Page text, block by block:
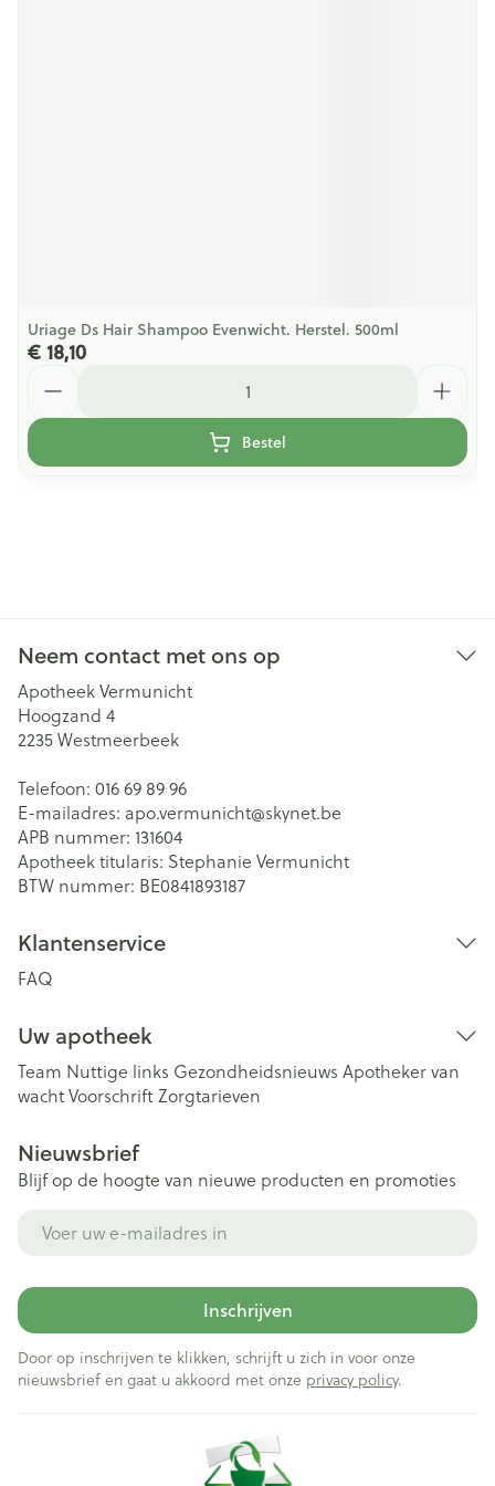
Uriage Ds Hair Shampoo Evenwicht. Herstel. 500ml
€ 18,10
Bestel
Neem contact met ons op
Apotheek Vermunicht
Hoogzand 4
2235Westmeerbeek
Telefoon: 016 69 89 96
E-mailadres: apo.vermunicht@skynet.be
APB nummer: 131604
Apotheek titularis: Stephanie Vermunicht
BTW nummer: BE0841893187
Klantenservice
FAQ
Uw apotheek
Team Nuttige links Gezondheidsnieuws Apotheker van
wachtVoorschriftZorgtarieven
Nieuwsbrief
Blijf op de hoogte van nieuwe producten en promoties
Inschrijven
Door op inschrijven te klikken, schrijft u zich in voor onze
nieuwsbrief en gaat u akkoord met onze privacy policy.